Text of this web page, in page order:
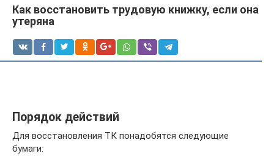
Как восстановить трудовую книжку, если она
утеряна
Порядок действий
Для восстановления ТК понадобятся следующие
бумаги: